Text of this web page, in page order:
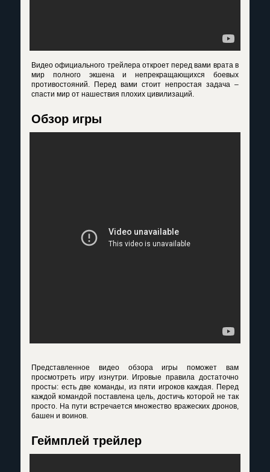
Видео официального трейлера откроет перед вами врата в
мир полного экшена и непрекращающихся боевых
противостояний. Перед вами стоит непростая задача –
спасти мир от нашествия плохих цивилизаций.
Обзор игры
Представленное видео обзора игры поможет вам
просмотреть игру изнутри. Игровые правила достаточно
просты: есть две команды, из пяти игроков каждая. Перед
каждой командой поставлена цель, достичь которой не так
просто. На пути встречается множество вражеских дронов,
башен и воинов.
Геймплей трейлер